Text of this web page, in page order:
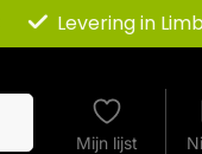
Levering in
Mijn lijst